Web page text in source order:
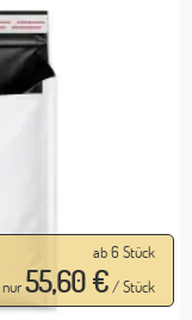
ab 6 Stück
nur55,60 €/ Stück